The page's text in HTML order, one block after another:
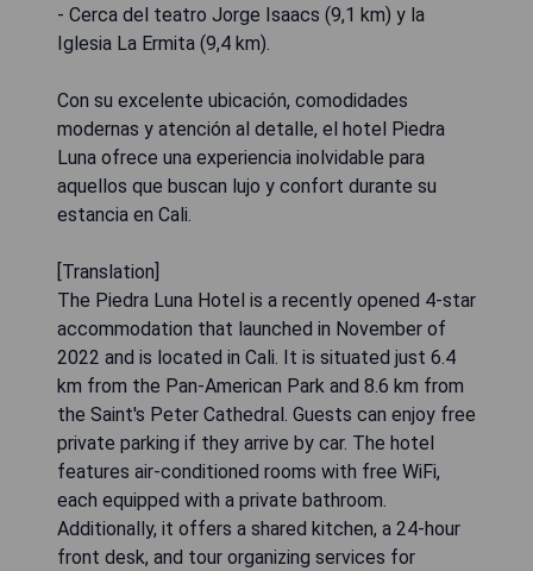
- Cerca del teatro Jorge Isaacs (9,1 km) y la
Iglesia La Ermita (9,4 km).
Con su excelente ubicación, comodidades
modernas y atención al detalle, el hotel Piedra
Luna ofrece una experiencia inolvidable para
aquellos que buscan lujo y confort durante su
estancia en Cali.
[Translation]
The Piedra Luna Hotel is a recently opened 4-star
accommodation that launched in November of
2022 and is located in Cali. It is situated just 6.4
km from the Pan-American Park and 8.6 km from
the Saint's Peter Cathedral. Guests can enjoy free
private parking if they arrive by car. The hotel
features air-conditioned rooms with free WiFi,
each equipped with a private bathroom.
Additionally, it offers a shared kitchen, a 24-hour
front desk, and tour organizing services for